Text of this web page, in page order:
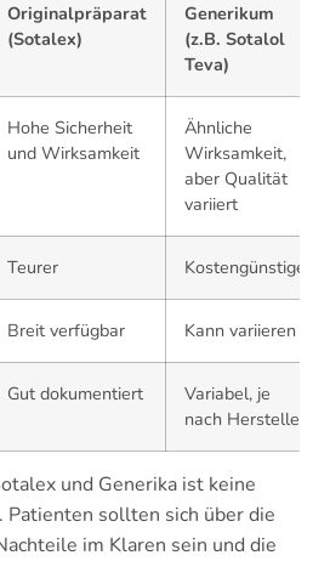
Originalpräparat
(Sotalex)
Generikum
(z.B. Sotalol
Teva)
Hohe Sicherheit
und Wirksamkeit
Ähnliche
Wirksamkeit,
aber Qualität
variiert
Teurer Kostengünstiger
Breit verfügbar Kann variieren
Gut dokumentiert
Variabel, je
nach Hersteller
und Generika ist keine
Patienten sollten sich über die
im Klaren sein und die